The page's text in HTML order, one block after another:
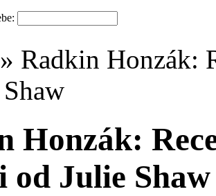
» Radkin Honzák:
Honzák:
od Julie Shaw